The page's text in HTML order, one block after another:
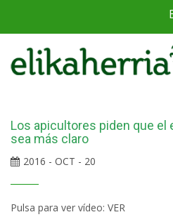
Los apicultores piden que el
sea más claro
2016 - OCT - 20
Pulsa para ver vídeo: VER